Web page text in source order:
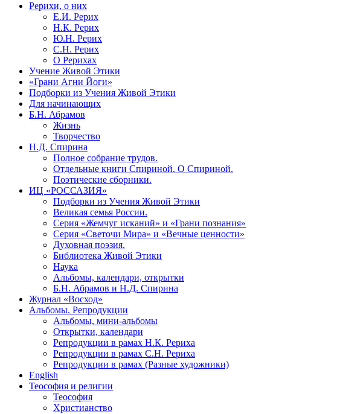
Рерихи, о них
Е.И. Рерих
Н.К. Рерих
Ю.Н. Рерих
С.Н. Рерих
О Рерихах
Учение Живой Этики
«Грани Агни Йоги»
Подборки из Учения Живой Этики
Для начинающих
Б.Н. Абрамов
Жизнь
Творчество
Н.Д. Спирина
Полное собрание трудов.
Отдельные книги Спириной. О Спириной.
Поэтические сборники.
ИЦ «РОССАЗИЯ»
Подборки из Учения Живой Этики
Великая семья России.
Серия «Жемчуг исканий» и «Грани познания»
Серия «Светочи Мира» и «Вечные ценности»
Духовная поэзия.
Библиотека Живой Этики
Наука
Альбомы, календари, открытки
Б.Н. Абрамов и Н.Д. Спирина
Журнал «Восход»
Альбомы. Репродукции
Альбомы, мини-альбомы
Открытки, календари
Репродукции в рамах Н.К. Рериха
Репродукции в рамах С.Н. Рериха
Репродукции в рамах (Разные художники)
English
Теософия и религии
Теософия
Христианство